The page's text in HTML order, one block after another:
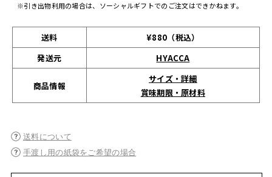
※引き出物利用の場合は、ソーシャルギフトでのご注文はできかねます。
送料
¥880（税込）
発送元
HYACCA
商品情報
サイズ・詳細
賞味期限・原材料
送料について
手渡し用の紙袋をご希望の場合